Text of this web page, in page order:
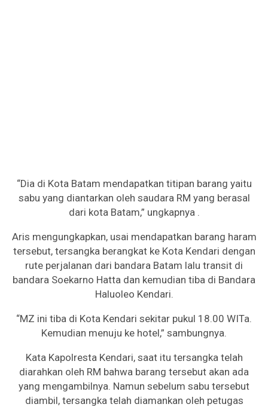
“Dia di Kota Batam mendapatkan titipan barang yaitu
sabu yang diantarkan oleh saudara RM yang berasal
dari kota Batam,” ungkapnya .
Aris mengungkapkan, usai mendapatkan barang haram
tersebut, tersangka berangkat ke Kota Kendari dengan
rute perjalanan dari bandara Batam lalu transit di
bandara Soekarno Hatta dan kemudian tiba di Bandara
Haluoleo Kendari.
“MZ ini tiba di Kota Kendari sekitar pukul 18.00 WITa.
Kemudian menuju ke hotel,” sambungnya.
Kata Kapolresta Kendari, saat itu tersangka telah
diarahkan oleh RM bahwa barang tersebut akan ada
yang mengambilnya. Namun sebelum sabu tersebut
diambil, tersangka telah diamankan oleh petugas